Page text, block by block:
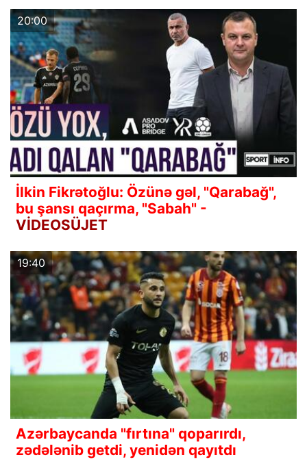
20:00
İlkin Fikrətoğlu: Özünə gəl, "Qarabağ",
bu şansı qaçırma, "Sabah" -
VİDEOSÜJET
19:40
Azərbaycanda "fırtına" qoparırdı,
zədələnib getdi, yenidən qayıtdı